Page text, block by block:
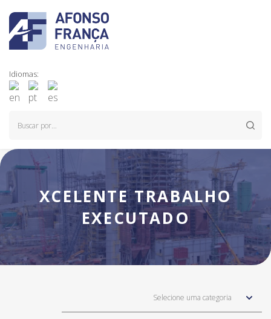
Idiomas:
XCELENTE TRABALHO
EXECUTADO
Selecione uma categoria